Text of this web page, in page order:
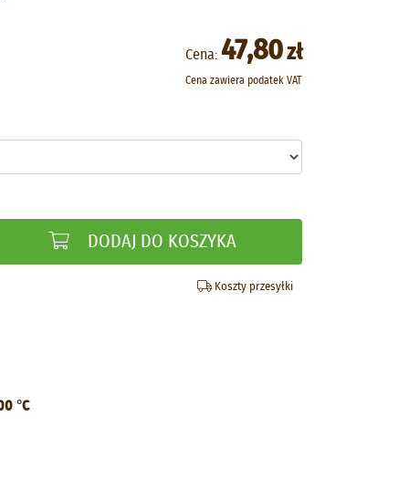
Cena: 47,80zł
Cena zawiera podatek VAT
DODAJ DO KOSZYKA
Koszty przesyłki
°C